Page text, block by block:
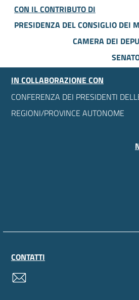
CON IL CONTRIBUTO DI
PRESIDENZA DEL CONSIGLIO DEI
CAMERA DEI
IN COLLABORAZIONE CON
CONFERENZA DEI PRESIDENTI
REGIONI/PROVINCE AUTONOME
CONTATTI